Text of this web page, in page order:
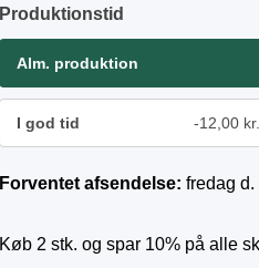
Produktionstid
Alm. produktion
I god tid -12,00 kr.
Forventet afsendelse: fredag
Køb 2 stk. og spar 10% på alle